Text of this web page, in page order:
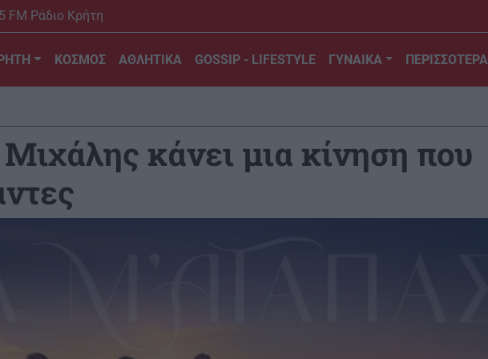
FM Ράδιο Κρήτη
ΚΟΣΜΟΣ ΑΘΛΗΤΙΚΑ GOSSIP - LIFESTYLE ΓΥΝΑΙΚΑ ΠΕΡΙΣΣΟΤΕΡΑ
κάνει μια κίνηση που